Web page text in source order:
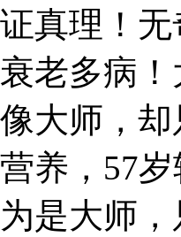
证真理！
衰老多病
像大师，
营养，57
为是大师